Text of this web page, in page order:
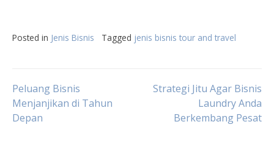
Posted in Jenis Bisnis Tagged jenis bisnis tour and travel
Post
navigation
Peluang Bisnis
Menjanjikan di Tahun
Depan
Strategi Jitu Agar Bisnis
Laundry Anda
Berkembang Pesat